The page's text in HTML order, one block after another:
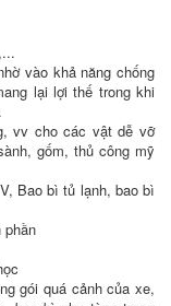
vào khả năng chống
lại lợi thế trong khi
vv cho các vật dễ vỡ
gốm, thủ công mỹ
Bao bì tủ lạnh, bao bì
phần
gói quá cảnh của xe,